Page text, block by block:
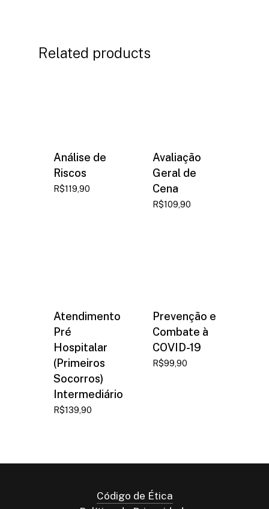
Related products
Análise de
Riscos
R$119,90
Avaliação
Geral de
Cena
R$109,90
Atendimento
Pré
Hospitalar
(Primeiros
Socorros)
Intermediário
R$139,90
Prevenção e
Combate à
COVID-19
R$99,90
Código de Ética